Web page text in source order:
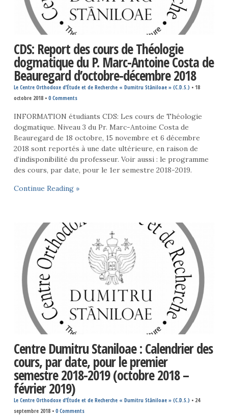
CDS: Report des cours de Théologie
dogmatique du P. Marc-Antoine Costa de
Beauregard d’octobre-décembre 2018
Le Centre Orthodoxe d’Étude et de Recherche « Dumitru Stăniloae » (C.D.S.) • 18
octobre 2018• 0 Comments
INFORMATION étudiants CDS: Les cours de Théologie
dogmatique. Niveau 3 du Pr. Marc-Antoine Costa de
Beauregard de 18 octobre, 15 novembre et 6 décembre
2018 sont reportés à une date ultérieure, en raison de
d’indisponibilité du professeur. Voir aussi : le programme
des cours, par date, pour le 1er semestre 2018-2019.
Continue Reading »
Centre Dumitru Staniloae : Calendrier des
cours, par date, pour le premier
semestre 2018-2019 (octobre 2018 –
février 2019)
Le Centre Orthodoxe d’Étude et de Recherche « Dumitru Stăniloae » (C.D.S.) • 24
septembre 2018• 0 Comments